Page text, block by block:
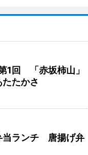
1回 「赤坂柿山」
たかさ
当ランチ 唐揚げ弁